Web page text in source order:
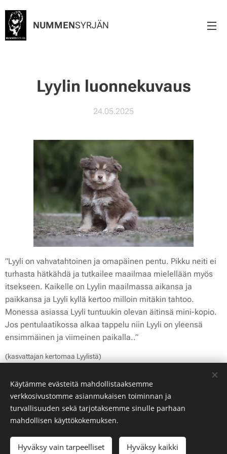
NUMMENSYRJÄN
Lyylin luonnekuvaus
24.05.2025
”Lyyli on vahvatahtoinen ja omapäinen pentu. Pikku neiti ei
turhasta hätkähdä ja tutkailee maailmaa mielellään myös
itsekseen. Kaikelle on Lyylin maailmassa aikansa ja
paikkansa ja Lyyli kyllä kertoo milloin mitäkin tahtoo.
Monessa asiassa Lyyli tuntuukin olevan äitinsä mini-kopio.
Jos pentulaatikossa alkaa tappelu niin Lyyli on yleensä
ensimmäinen ja viimeinen paikalla..”
(kasvattajan kertomaa Lyylistä)
Share
© 2026 kennel Nummensyrjän | Kaikki oikeudet pidätetään
LuotuWebnodella Evästeet
Käytämme evästeitä mahdollistaaksemme
verkkosivustomme asianmukaisen toiminnan ja
turvallisuuden sekä tarjotaksemme sinulle parhaan
mahdollisen käyttökokemuksen.
Hyväksy vain tarpeelliset Hyväksy kaikki